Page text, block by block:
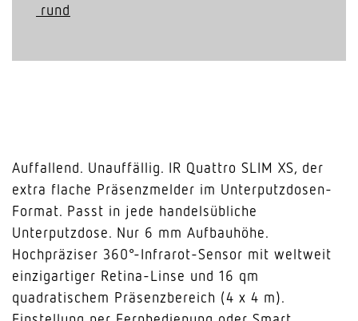
rund
Auffallend. Unauffällig. IR Quattro SLIM XS, der
extra flache Präsenzmelder im Unterputzdosen-
Format. Passt in jede handelsübliche
Unterputzdose. Nur 6 mm Aufbauhöhe.
Hochpräziser 360°-Infrarot-Sensor mit weltweit
einzigartiger Retina-Linse und 16 qm
quadratischem Präsenzbereich (4 x 4 m).